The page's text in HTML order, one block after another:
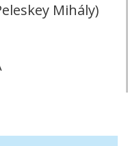
Mihály)